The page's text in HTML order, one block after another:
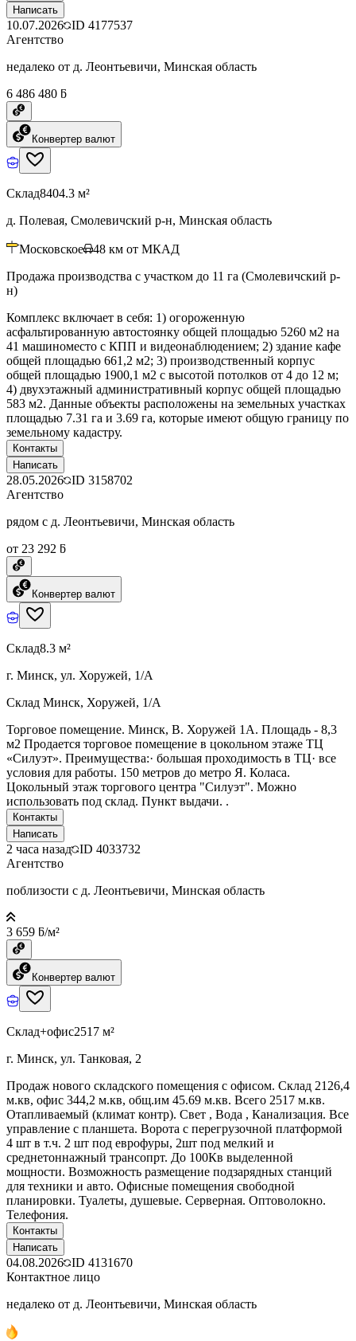
Написать
10.07.2026 ID 4177537
Агентство
недалеко от д. Леонтьевичи, Минская область
6 486 480 ƃ
Конвертер валют
Склад8404.3 м²
д. Полевая, Смолевичский р-н, Минская область
Московское 48 км от МКАД
Продажа производства с участком до 11 га (Смолевичский р-
н)
Комплекс включает в себя: 1) огороженную
асфальтированную автостоянку общей площадью 5260 м2 на
41 машиноместо с КПП и видеонаблюдением; 2) здание кафе
общей площадью 661,2 м2; 3) производственный корпус
общей площадью 1900,1 м2 с высотой потолков от 4 до 12 м;
4) двухэтажный административный корпус общей площадью
583 м2. Данные объекты расположены на земельных участках
площадью 7.31 га и 3.69 га, которые имеют общую границу по
земельному кадастру.
Контакты
Написать
28.05.2026 ID 3158702
Агентство
рядом с д. Леонтьевичи, Минская область
от 23 292 ƃ
Конвертер валют
Склад8.3 м²
г. Минск, ул. Хоружей, 1/А
Склад Минск, Хоружей, 1/А
Торговое помещение. Минск, В. Хоружей 1А. Площадь - 8,3
м2 Продается торговое помещение в цокольном этаже ТЦ
«Силуэт». Преимущества:· большая проходимость в ТЦ· все
условия для работы. 150 метров до метро Я. Коласа.
Цокольный этаж торгового центра "Силуэт". Можно
использовать под склад. Пункт выдачи. .
Контакты
Написать
2 часа назад ID 4033732
Агентство
поблизости с д. Леонтьевичи, Минская область
3 659 ƃ/м²
Конвертер валют
Склад+офис2517 м²
г. Минск, ул. Танковая, 2
Продаж нового складского помещения с офисом. Склад 2126,4
м.кв, офис 344,2 м.кв, общ.им 45.69 м.кв. Всего 2517 м.кв.
Отапливаемый (климат контр). Свет , Вода , Канализация. Все
управление с планшета. Ворота с перегрузочной платформой
4 шт в т.ч. 2 шт под еврофуры, 2шт под мелкий и
среднетоннажный трансопрт. До 100Кв выделенной
мощности. Возможность размещение подзарядных станций
для техники и авто. Офисные помещения свободной
планировки. Туалеты, душевые. Серверная. Оптоволокно.
Телефония.
Контакты
Написать
04.08.2026 ID 4131670
Контактное лицо
недалеко от д. Леонтьевичи, Минская область